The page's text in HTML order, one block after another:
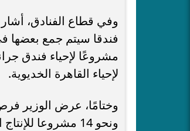
مشروعًا لإحياء فندق
لإحياء القاهرة الخديوية.
وختامًا، عرض الوزير
ونحو 14 مشروعا